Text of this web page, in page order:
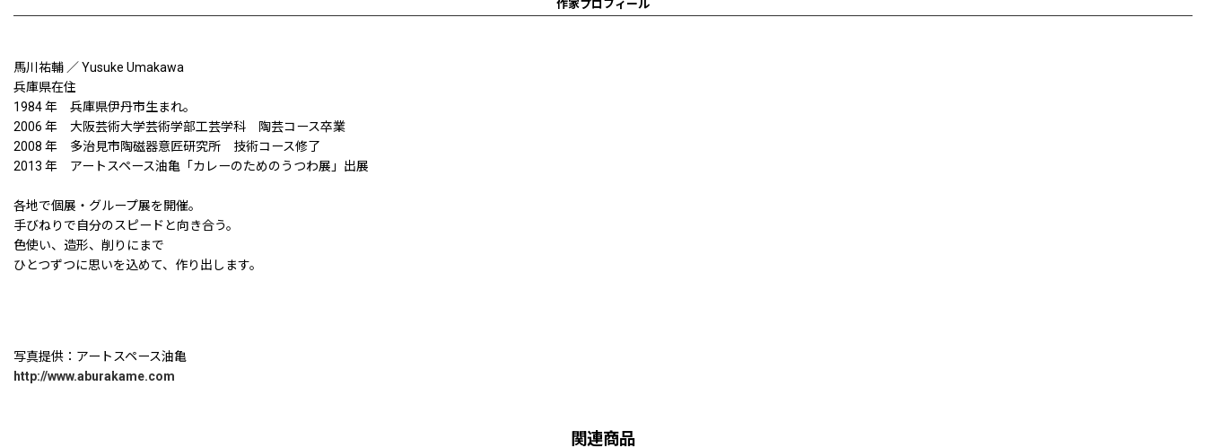
作家プロフィール
馬川祐輔 ／ Yusuke Umakawa
兵庫県在住
1984 年 兵庫県伊丹市生まれ。
2006 年 大阪芸術大学芸術学部工芸学科 陶芸コース卒業
2008 年 多治見市陶磁器意匠研究所 技術コース修了
2013 年 アートスペース油亀「カレーのためのうつわ展」出展
各地で個展・グループ展を開催。
手びねりで自分のスピードと向き合う。
色使い、造形、削りにまで
ひとつずつに思いを込めて、作り出します。
写真提供：アートスペース油亀
http://www.aburakame.com
関連商品